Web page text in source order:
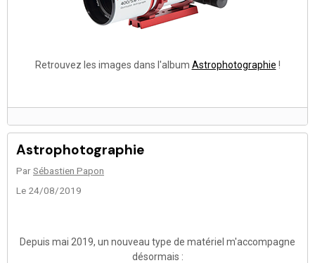
Retrouvez les images dans l'album Astrophotographie !
Astrophotographie
ParSébastien Papon
Le 24/08/2019
Depuis mai 2019, un nouveau type de matériel m'accompagne
désormais :